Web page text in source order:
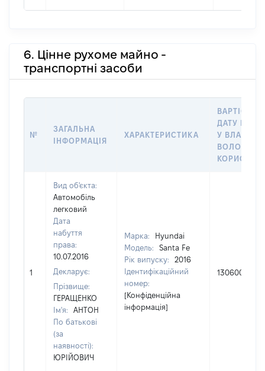
6. Цінне рухоме майно -
транспортні засоби
№
ЗАГАЛЬНА
ІНФОРМАЦІЯ
ХАРАКТЕРИСТИКА
ВАРТІСТЬ
ДАТУ
У
1
Вид об'єкта:
Автомобіль
легковий
Дата
набуття
права:
10.07.2016
Декларує:
Прізвище:
ГЕРАЩЕНКО
Ім'я:
АНТОН
По батькові
(за
наявності):
ЮРІЙОВИЧ
Марка:
Hyundai
Модель:
Santa Fe
Рік випуску:
2016
Ідентифікаційний
номер:
[Конфіденційна
інформація]
1306000